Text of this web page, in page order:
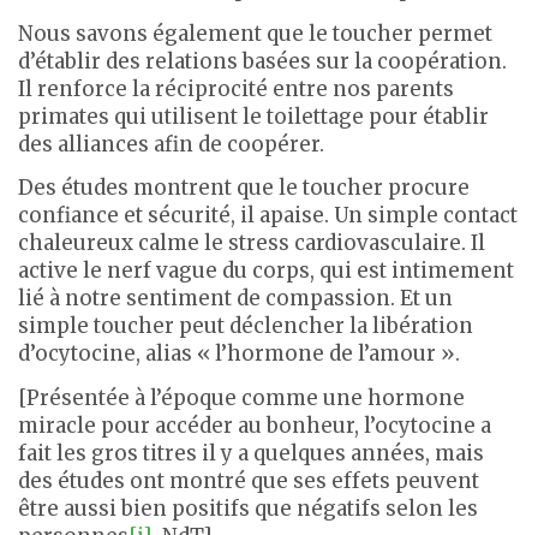
Nous savons également que le toucher permet
d’établir des relations basées sur la coopération.
Il renforce la réciprocité entre nos parents
primates qui utilisent le toilettage pour établir
des alliances afin de coopérer.
Des études montrent que le toucher procure
confiance et sécurité, il apaise. Un simple contact
chaleureux calme le stress cardiovasculaire. Il
active le nerf vague du corps, qui est intimement
lié à notre sentiment de compassion. Et un
simple toucher peut déclencher la libération
d’ocytocine, alias « l’hormone de l’amour ».
[Présentée à l’époque comme une hormone
miracle pour accéder au bonheur, l’ocytocine a
fait les gros titres il y a quelques années, mais
des études ont montré que ses effets peuvent
être aussi bien positifs que négatifs selon les